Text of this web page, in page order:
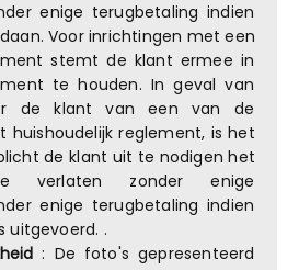
enige terugbetaling indien
Voor inrichtingen met een
stemt de klant ermee in
te houden. In geval van
de klant van een van de
huishoudelijk reglement, is het
de klant uit te nodigen het
verlaten zonder enige
enige terugbetaling indien
uitgevoerd. .
: De foto's gepresenteerd